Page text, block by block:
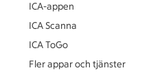
ICA-appen
ICA Scanna
ICA ToGo
Fler appar och tjänster